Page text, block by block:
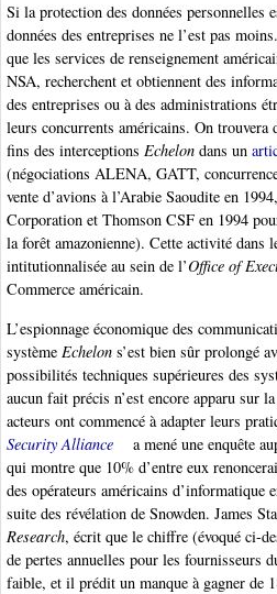
Si la protection des données personnelles
données des entreprises ne l’est pas
que les services de renseignement
NSA, recherchent et obtiennent des
des entreprises ou à des administrations
leurs concurrents américains. On trouvera
fins des interceptions Echelon dans un
(négociations ALENA, GATT,
vente d’avions à l’Arabie Saoudite en
Corporation et Thomson CSF en 1994
la forêt amazonienne). Cette activité dans
intitutionnalisée au sein de l’Office of
Commerce américain.
L’espionnage économique des
système Echelon s’est bien sûr prolongé
possibilités techniques supérieures des
aucun fait précis n’est encore apparu sur
acteurs ont commencé à adapter leurs
Security Alliance
a mené une enquête
qui montre que 10% d’entre eux
des opérateurs américains d’informatique
suite des révélation de Snowden. James
Research, écrit que le chiffre (évoqué ci-
de pertes annuelles pour les fournisseurs
faible, et il prédit un manque à gagner de